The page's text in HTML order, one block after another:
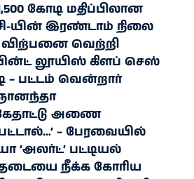
கோடி மதிப்பிலான
​யின் இரண்​டாம் நிலை
விற்பனை வெற்றி
லூயிஸ் கிளப் செஸ்
– பட்டம் வென்றார்
அணை
– பேரவையில்
‘அலர்ட்’ பட்டியல்
நீக்க கோரிய